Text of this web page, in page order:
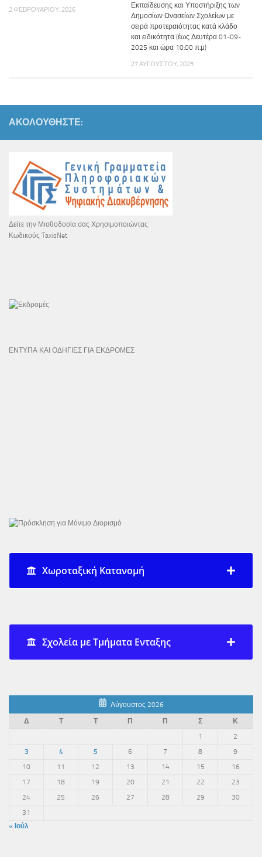
2 ΦΕΒΡΟΥΑΡΊΟΥ, 2026
Εκπαίδευσης και Υποστήριξης των
Δημοσίων Ωνασείων Σχολείων με
σειρά προτεραιότητας κατά κλάδο
και ειδικότητα (έως Δευτέρα 01-09-
2025 και ώρα 10:00 π.μ)
27 ΑΥΓΟΎΣΤΟΥ, 2025
ΑΚΟΛΟΥΘΉΣΤΕ:
Δείτε την Μισθοδοσία σας Χρησιμοποιώντας
Κωδικούς TaxisNet
ΕΝΤΥΠΑ ΚΑΙ ΟΔΗΓΙΕΣ ΓΙΑ ΕΚΔΡΟΜΕΣ
Χωροταξική Κατανομή
Σχολεία με Τμήματα Ενταξης
Αύγουστος 2026
Δ
Τ Τ Π Π Σ
Κ
1
2
3
4 5 6 7 8
9
10
11 12 13 14 15
16
17
18 19 20 21 22
23
24
25 26 27 28 29
30
31
« Ιούλ